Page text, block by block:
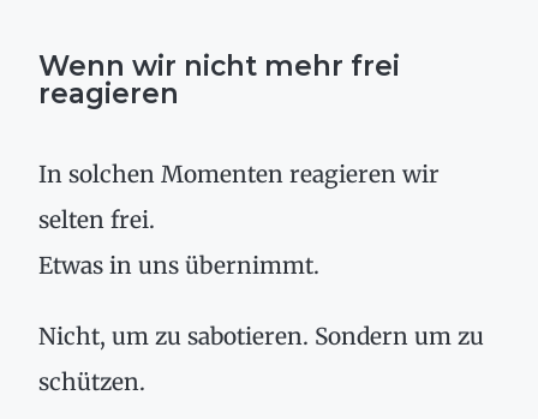
Wenn wir nicht mehr frei
reagieren
In solchen Momenten reagieren wir
selten frei.
Etwas in uns übernimmt.
Nicht, um zu sabotieren. Sondern um zu
schützen.